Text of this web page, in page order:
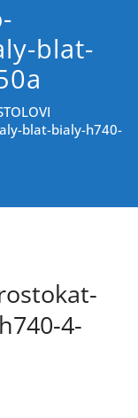
blat-
blat-bialy-h740-
4-